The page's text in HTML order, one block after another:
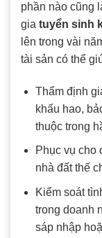
phần nào cũng
gia tuyển sinh
lên trong vài
tài sản có thể
Thẩm định
khấu hao,
thuộc trong
Phục vụ cho
nhà đất thế
Kiểm soát
trong doanh
sáp nhập